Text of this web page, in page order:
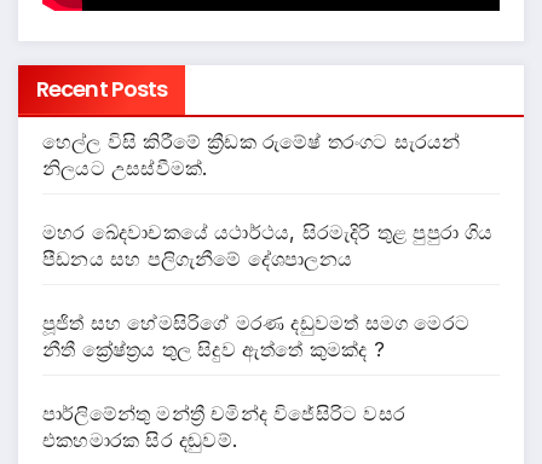
Recent Posts
හෙල්ල විසි කිරීමේ ක්‍රීඩක රුමේෂ් තරංගට සැරයන්
නිලයට උසස්වීමක්.
මහර ඛේදවාචකයේ යථාර්ථය, සිරමැදිරි තුළ පුපුරා ගිය
පීඩනය සහ පලිගැනීමේ දේශපාලනය
පූජිත් සහ හේමසිරිගේ මරණ දඩුවමත් සමග මෙරට
නීතී ක්‍රේෂ්ත්‍රය තුල සිදුව ඇත්තේ කුමක්ද ?
පාර්ලිමේන්තු මන්ත්‍රී චමින්ද විජේසිරිට වසර
එකහමාරක සිර දඬුවම්.